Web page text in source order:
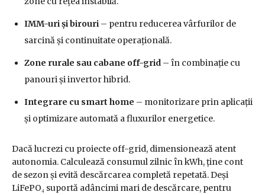
IMM-uri și birouri – pentru reducerea vârfurilor de
sarcină și continuitate operațională.
Zone rurale sau cabane off-grid – în combinație cu
panouri și invertor hibrid.
Integrare cu smart home – monitorizare prin aplicații
și optimizare automată a fluxurilor energetice.
Dacă lucrezi cu proiecte off-grid, dimensionează atent
autonomia. Calculează consumul zilnic în kWh, ține cont
de sezon și evită descărcarea completă repetată. Deși
LiFePO₄ suportă adâncimi mari de descărcare, pentru